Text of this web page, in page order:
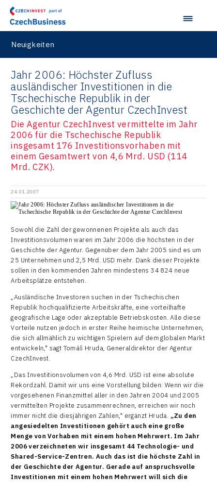
Neuigkeiten
Jahr 2006: Höchster Zufluss
ausländischer Investitionen in die
Tschechische Republik in der
Geschichte der Agentur CzechInvest
Die Agentur CzechInvest vermittelte im Jahr
2006 für die Tschechische Republik
insgesamt 176 Investitionsvorhaben mit
einem Gesamtwert von 4,6 Mrd. USD (114
Mrd. CZK).
24.01.2007
Sowohl die Zahl der gewonnenen Projekte als auch das
Investitionsvolumen waren im Jahr 2006 die höchsten in der
Geschichte der Agentur. Gegenüber dem Jahr 2005 sind es um
25 Unternehmen und 2,5 Mrd. USD mehr. Dank dieser Projekte
sollen in den kommenden Jahren mindestens 34 824 neue
Arbeitsplätze entstehen.
„Ausländische Investoren suchen in der Tschechischen
Republik hochqualifizierte Arbeitskräfte, eine vorteilhafte
geografische Lage oder akzeptable Betriebskosten. Alle diese
Vorteile nutzen jedoch in erster Reihe heimische Unternehmen,
die sich allmählich zu wichtigen Spielern auf dem globalen Markt
entwickeln," sagt Tomáš Hruda, Generaldirektor der Agentur
CzechInvest.
„Das Investitionsvolumen von 4,6 Mrd. USD ist eine absolute
Rekordzahl. Damit wir uns eine Vorstellung bilden: Wenn wir die
vorgesehenen Finanzmittel aller in den Jahren 2004 und 2005
vermittelten Projekte zusammenrechnen, erreichen wir noch
immer nicht die diesjährigen Zahlen," ergänzt Hruda. „Zu den
angesiedelten Investitionen gehört auch eine große
Menge von Vorhaben mit einem hohen Mehrwert. Im Jahr
2006 verzeichneten wir insgesamt 44 Technologie- und
Shared-Service-Zentren. Auch das ist die höchste Zahl in
der Geschichte der Agentur. Gerade auf anspruchsvolle
Investitionen mit einem hohen Mehrwert will sich die